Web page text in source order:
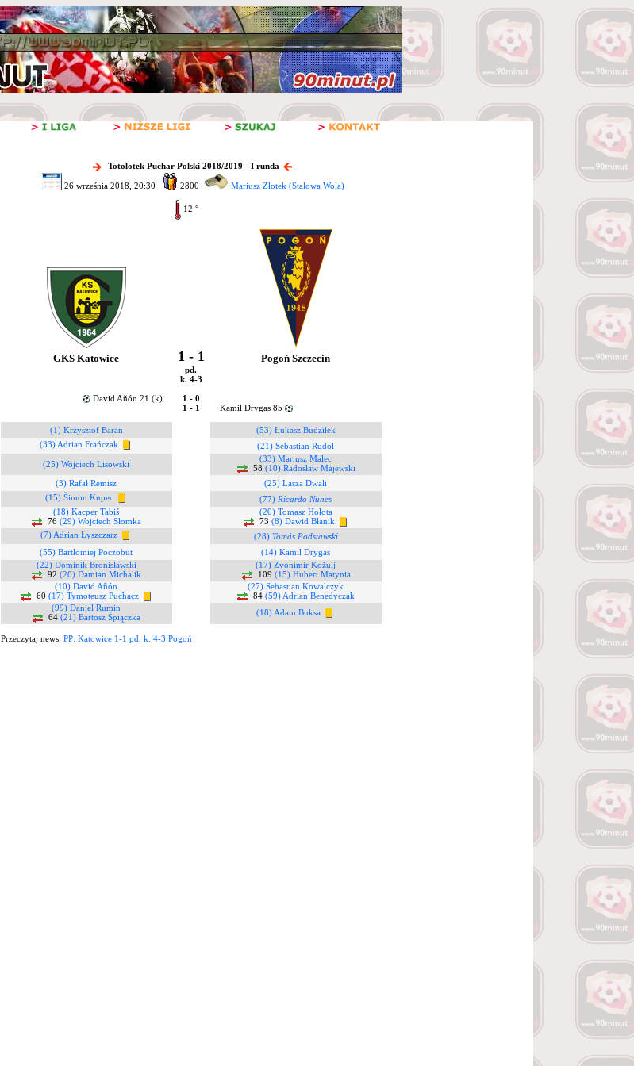
Totolotek Puchar Polski 2018/2019 - I runda
26 września 2018, 20:30 2800 Mariusz Złotek (Stalowa Wola)
12 °
GKS Katowice 1 - 1 Pogoń Szczecin
pd.
k. 4-3
David Añón 21 (k)
1 - 0
1 - 1
Kamil Drygas 85
(1) Krzysztof Baran
(53) Łukasz Budziłek
(33) Adrian Frańczak
(21) Sebastian Rudol
(25) Wojciech Lisowski
(33) Mariusz Malec
58 (10) Radosław Majewski
(3) Rafał Remisz
(25) Lasza Dwali
(15) Šimon Kupec
(77) Ricardo Nunes
(18) Kacper Tabiś
76 (29) Wojciech Słomka
(20) Tomasz Hołota
73 (8) Dawid Błanik
(7) Adrian Łyszczarz
(28) Tomás Podstawski
(55) Bartłomiej Poczobut
(14) Kamil Drygas
(22) Dominik Bronisławski
92 (20) Damian Michalik
(17) Zvonimir Kožulj
109 (15) Hubert Matynia
(10) David Añón
60 (17) Tymoteusz Puchacz
(27) Sebastian Kowalczyk
84 (59) Adrian Benedyczak
(99) Daniel Rumin
64 (21) Bartosz Śpiączka (18) Adam Buksa
Przeczytaj news: PP: Katowice 1-1 pd. k. 4-3 Pogoń